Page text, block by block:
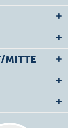
MITTE